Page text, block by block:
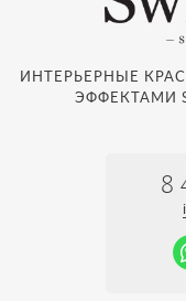
ИНТЕРЬЕРНЫЕ
ЭФФЕКТАМИ
8